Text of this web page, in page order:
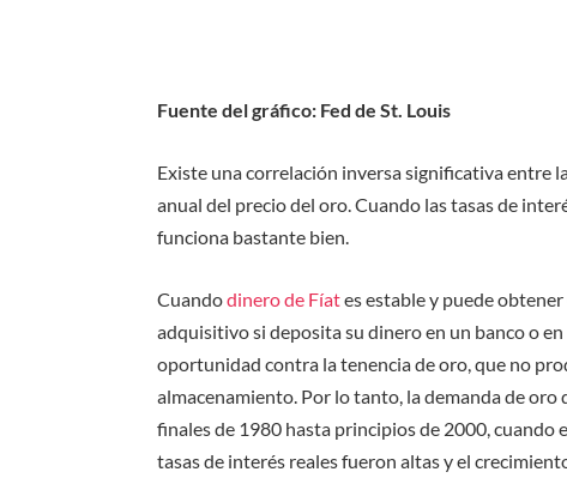
Fuente del gráfico: Fed de St. Louis
Existe una correlación inversa significativa entre
anual del precio del oro. Cuando las tasas de
funciona bastante bien.
Cuandodinero de Fíates estable y puede
adquisitivo si deposita su dinero en un banco o
oportunidad contra la tenencia de oro, que no
almacenamiento. Por lo tanto, la demanda de
finales de 1980 hasta principios de 2000, cuando
tasas de interés reales fueron altas y el